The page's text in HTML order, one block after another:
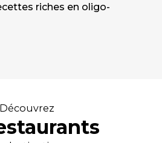
riches en oligo-
Découvrez